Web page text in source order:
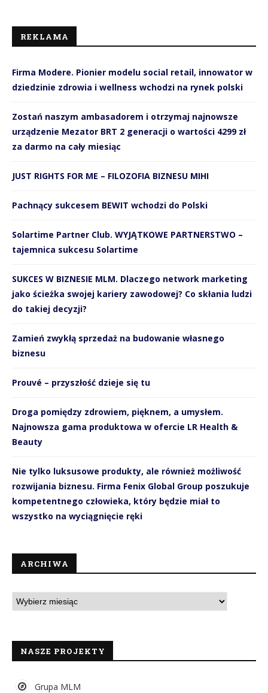
REKLAMA
Firma Modere. Pionier modelu social retail, innowator w
dziedzinie zdrowia i wellness wchodzi na rynek polski
Zostań naszym ambasadorem i otrzymaj najnowsze
urządzenie Mezator BRT 2 generacji o wartości 4299 zł
za darmo na cały miesiąc
JUST RIGHTS FOR ME – FILOZOFIA BIZNESU MIHI
Pachnący sukcesem BEWIT wchodzi do Polski
Solartime Partner Club. WYJĄTKOWE PARTNERSTWO –
tajemnica sukcesu Solartime
SUKCES W BIZNESIE MLM. Dlaczego network marketing
jako ścieżka swojej kariery zawodowej? Co skłania ludzi
do takiej decyzji?
Zamień zwykłą sprzedaż na budowanie własnego
biznesu
Prouvé – przyszłość dzieje się tu
Droga pomiędzy zdrowiem, pięknem, a umysłem.
Najnowsza gama produktowa w ofercie LR Health &
Beauty
Nie tylko luksusowe produkty, ale również możliwość
rozwijania biznesu. Firma Fenix Global Group poszukuje
kompetentnego człowieka, który będzie miał to
wszystko na wyciągnięcie ręki
ARCHIWA
NASZE PROJEKTY
Grupa MLM